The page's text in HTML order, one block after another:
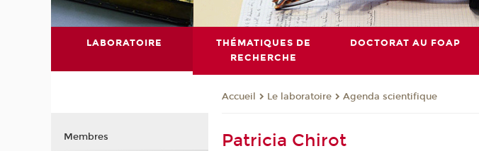
LABORATOIRE
THÉMATIQUES DE
RECHERCHE
DOCTORAT AU FOAP
Accueil Le laboratoire Agenda scientifique
Patricia Chirot
Membres